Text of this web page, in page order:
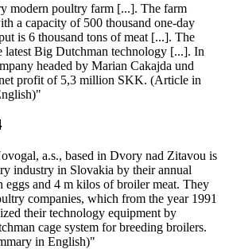
modern poultry farm [...]. The farm
a capacity of 500 thousand one-day
is 6 thousand tons of meat [...]. The
latest Big Dutchman technology [...]. In
headed by Marian Cakajda und
profit of 5,3 million SKK. (Article in
a.s., based in Dvory nad Zitavou is
industry in Slovakia by their annual
and 4 m kilos of broiler meat. They
companies, which from the year 1991
their technology equipment by
cage system for breeding broilers.
in English)"